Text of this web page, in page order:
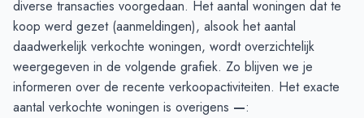
diverse transacties voorgedaan. Het aantal woningen dat te
koop werd gezet (aanmeldingen), alsook het aantal
daadwerkelijk verkochte woningen, wordt overzichtelijk
weergegeven in de volgende grafiek. Zo blijven we je
informeren over de recente verkoopactiviteiten. Het exacte
aantal verkochte woningen is overigens —: